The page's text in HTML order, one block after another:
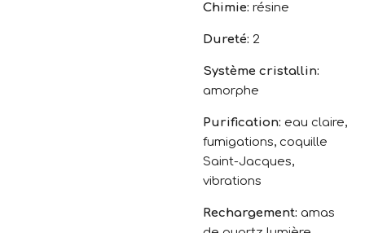
Chimie: résine
Dureté: 2
Système cristallin:
amorphe
Purification: eau claire,
fumigations, coquille
Saint-Jacques,
vibrations
Rechargement: amas